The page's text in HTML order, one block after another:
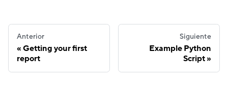
Anterior
Getting your first
report
Siguiente
Example Python
Script